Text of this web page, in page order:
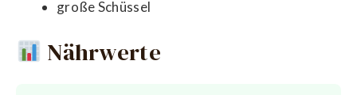
große Schüssel
Nährwerte